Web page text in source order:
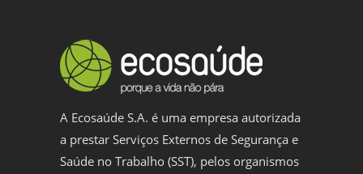
A Ecosaúde S.A. é uma empresa autorizada
a prestar Serviços Externos de Segurança e
Saúde no Trabalho (SST), pelos organismos